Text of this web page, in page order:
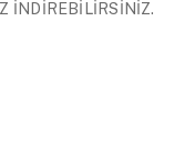
İNDİREBİLİRSİNİZ.